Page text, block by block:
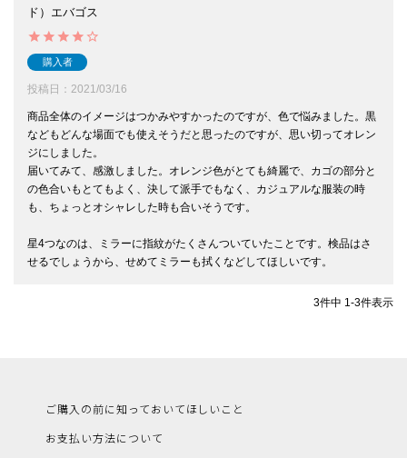
ド）エバゴス
購入者
投稿日 2021/03/16
商品全体のイメージはつかみやすかったのですが、色で悩みました。黒
などもどんな場面でも使えそうだと思ったのですが、思い切ってオレン
ジにしました。
届いてみて、感激しました。オレンジ色がとても綺麗で、カゴの部分と
の色合いもとてもよく、決して派手でもなく、カジュアルな服装の時
も、ちょっとオシャレした時も合いそうです。
星4つなのは、ミラーに指紋がたくさんついていたことです。検品はさ
せるでしょうから、せめてミラーも拭くなどしてほしいです。
3件中 1-3件表示
ご購入の前に知っておいてほしいこと
お支払い方法について